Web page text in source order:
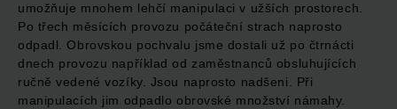
umožňuje mnohem lehčí manipulaci v užších prostorech.
Po třech měsících provozu počáteční strach naprosto
odpadl. Obrovskou pochvalu jsme dostali už po čtrnácti
dnech provozu například od zaměstnanců obsluhujících
ručně vedené vozíky. Jsou naprosto nadšeni. Při
manipulacích jim odpadlo obrovské množství námahy.